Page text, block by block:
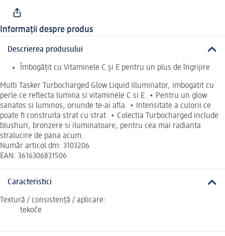
Informații despre produs
Descrierea produsului
Îmbogățit cu Vitaminele C și E pentru un plus de îngrijire
Multi Tasker Turbocharged Glow Liquid Illuminator, imbogatit cu
perle ce reflecta lumina si vitaminele C si E. • Pentru un glow
sanatos si luminos, oriunde te-ai afla. • Intensitate a culorii ce
poate fi construita strat cu strat. • Colectia Turbocharged include
blushuri, bronzere si iluminatoare, pentru cea mai radianta
stralucire de pana acum.
Număr articol dm: 3103206
EAN: 3616306831506
Caracteristici
Textură / consistență / aplicare:
tekoče